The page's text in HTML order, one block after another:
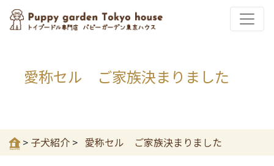
愛称セル ご家族決まりました
> 子犬紹介 > 愛称セル ご家族決まりました